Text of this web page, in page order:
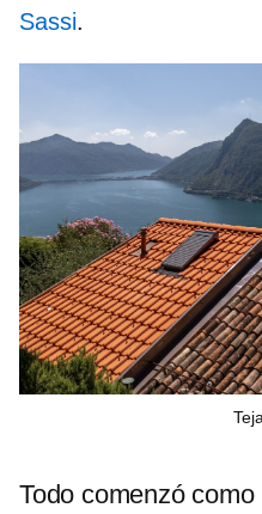
Sassi.
Todo comenzó